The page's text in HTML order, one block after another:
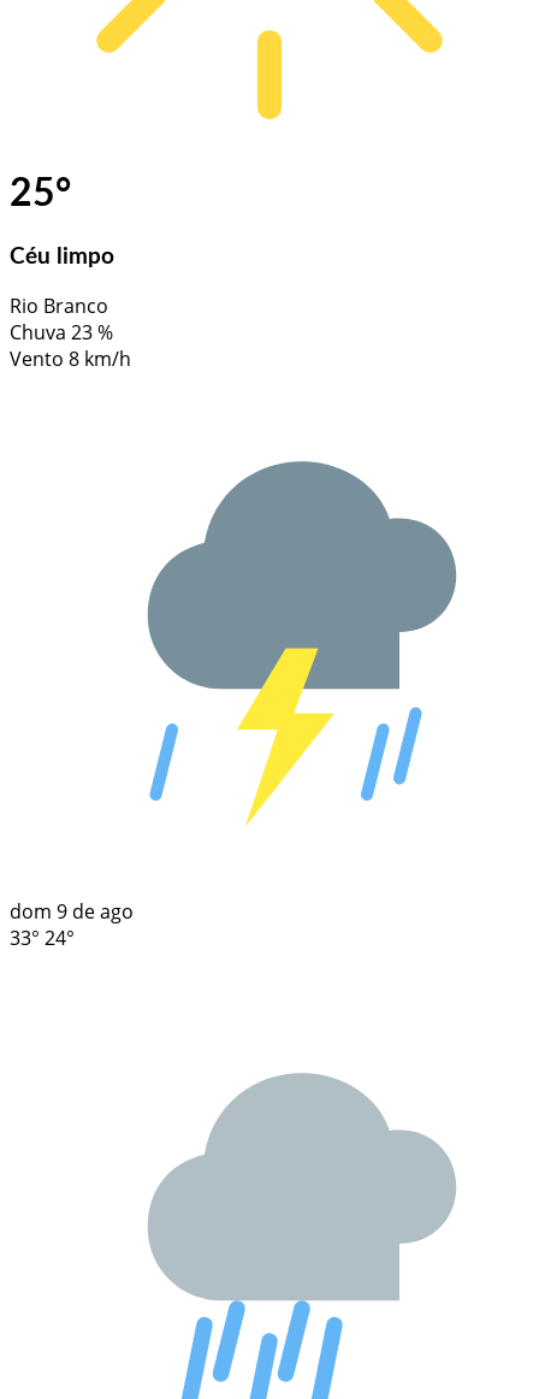
25°
Céu limpo
Rio Branco
Chuva 23 %
Vento 8 km/h
dom 9 de ago
33° 24°